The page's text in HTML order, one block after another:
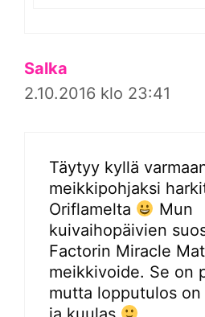
Salka
2.10.2016 klo 23:41
Täytyy kyllä
meikkipohjaksi
Oriflamelta
Mun
kuivaihopäivien
Factorin Miracle
meikkivoide. Se on
mutta lopputulos